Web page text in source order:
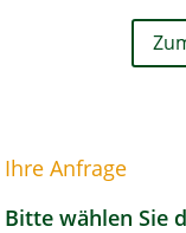
Ihre Anfrage
Bitte wählen Sie